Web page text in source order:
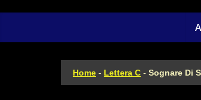
Home - Lettera C - Sognare Di